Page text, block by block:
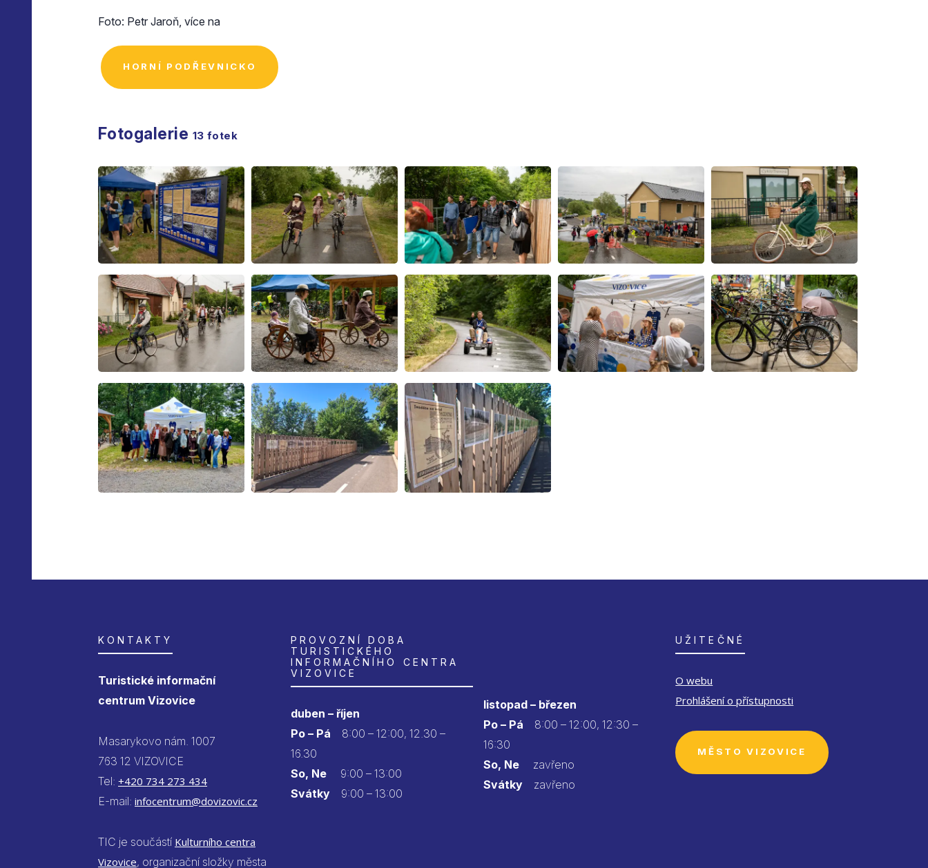
Foto: Petr Jaroň, více na
HORNÍ PODŘEVNICKO
Fotogalerie 13 fotek
KONTAKTY
Turistické informační
centrum Vizovice
Masarykovo nám. 1007
763 12 VIZOVICE
Tel: +420 734 273 434
E-mail: infocentrum@dovizovic.cz
TIC je součástí Kulturního centra
Vizovice, organizační složky města
PROVOZNÍ DOBA
TURISTICKÉHO
INFORMAČNÍHO CENTRA
VIZOVICE
duben – říjen
Po – Pá
8:00 – 12:00, 12.30 –
16.30
So, Ne9:00 – 13:00
Svátky9:00 – 13:00
listopad – březen
Po – Pá 8:00 – 12:00, 12:30 –
16:30
So, Nezavřeno
Svátkyzavřeno
UŽITEČNÉ
O webu
Prohlášení o přístupnosti
MĚSTO VIZOVICE